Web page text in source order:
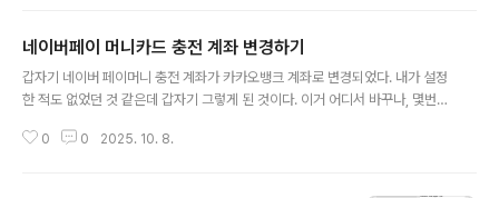
면 출판사의 근간이 되는 종이책이 팔리지 않게 되니 38,000 x 0.8 = 30,40
0원에 판매한다. 전자첵에서는 쿠폰혜택가라고 마치 할인해주는 것처럼 보이지
만 실상은 도서정가제의 10% 할인에 대한 꼼수일 뿐이다. 종이책의 판매가 1..
네이버페이 머니카드 충전 계좌 변경하기
갑자기 네이버 페이머니 충전 계좌가 카카오뱅크 계좌로 변경되었다. 내가 설정
한 적도 없었던 것 같은데 갑자기 그렇게 된 것이다. 이거 어디서 바꾸나, 몇번
aid/management 네이버네이버에 로그인 하고 나를 위한 다양한 서비스를
0 0 2025. 10. 8.